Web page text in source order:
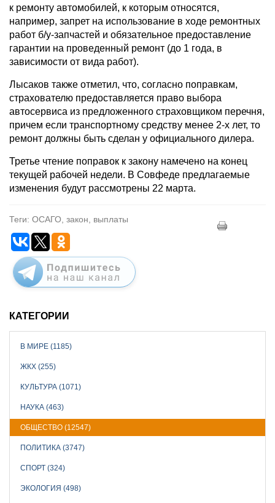
к ремонту автомобилей, к которым относятся,
например, запрет на использование в ходе ремонтных
работ б/у-запчастей и обязательное предоставление
гарантии на проведенный ремонт (до 1 года, в
зависимости от вида работ).
Лысаков также отметил, что, согласно поправкам,
страхователю предоставляется право выбора
автосервиса из предложенного страховщиком перечня,
причем если транспортному средству менее 2-х лет, то
ремонт должны быть сделан у официального дилера.
Третье чтение поправок к закону намечено на конец
текущей рабочей недели. В Совфеде предлагаемые
изменения будут рассмотрены 22 марта.
Теги: ОСАГО, закон, выплаты
КАТЕГОРИИ
В МИРЕ (1185)
ЖКХ (255)
КУЛЬТУРА (1071)
НАУКА (463)
ОБЩЕСТВО (12547)
ПОЛИТИКА (3747)
СПОРТ (324)
ЭКОЛОГИЯ (498)